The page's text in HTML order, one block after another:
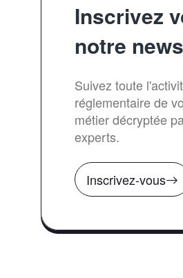
Inscrivez
notre
Suivez toute
réglementaire de
métier décryptée
experts.
Inscrivez-vous